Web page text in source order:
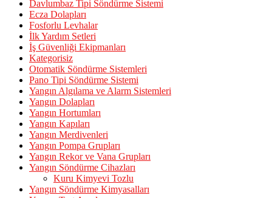
Davlumbaz Tipi Söndürme Sistemi
Ecza Dolapları
Fosforlu Levhalar
İlk Yardım Setleri
İş Güvenliği Ekipmanları
Kategorisiz
Otomatik Söndürme Sistemleri
Pano Tipi Söndürme Sistemi
Yangın Algılama ve Alarm Sistemleri
Yangın Dolapları
Yangın Hortumları
Yangın Kapıları
Yangın Merdivenleri
Yangın Pompa Grupları
Yangın Rekor ve Vana Grupları
Yangın Söndürme Cihazları
Kuru Kimyevi Tozlu
Yangın Söndürme Kimyasalları